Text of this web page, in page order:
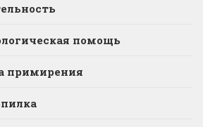
помощь
примирения